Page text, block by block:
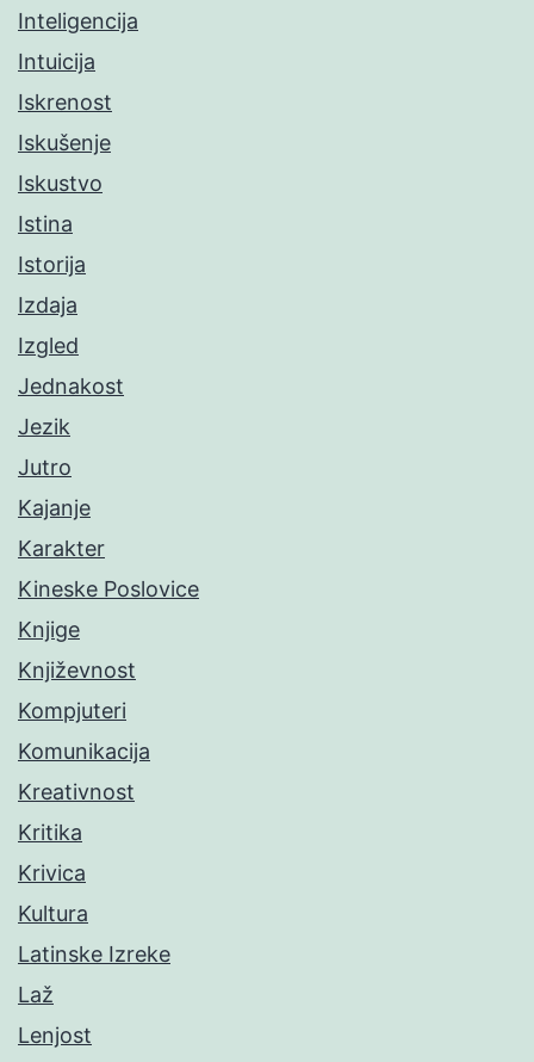
Inteligencija
Intuicija
Iskrenost
Iskušenje
Iskustvo
Istina
Istorija
Izdaja
Izgled
Jednakost
Jezik
Jutro
Kajanje
Karakter
Kineske Poslovice
Knjige
Književnost
Kompjuteri
Komunikacija
Kreativnost
Kritika
Krivica
Kultura
Latinske Izreke
Laž
Lenjost